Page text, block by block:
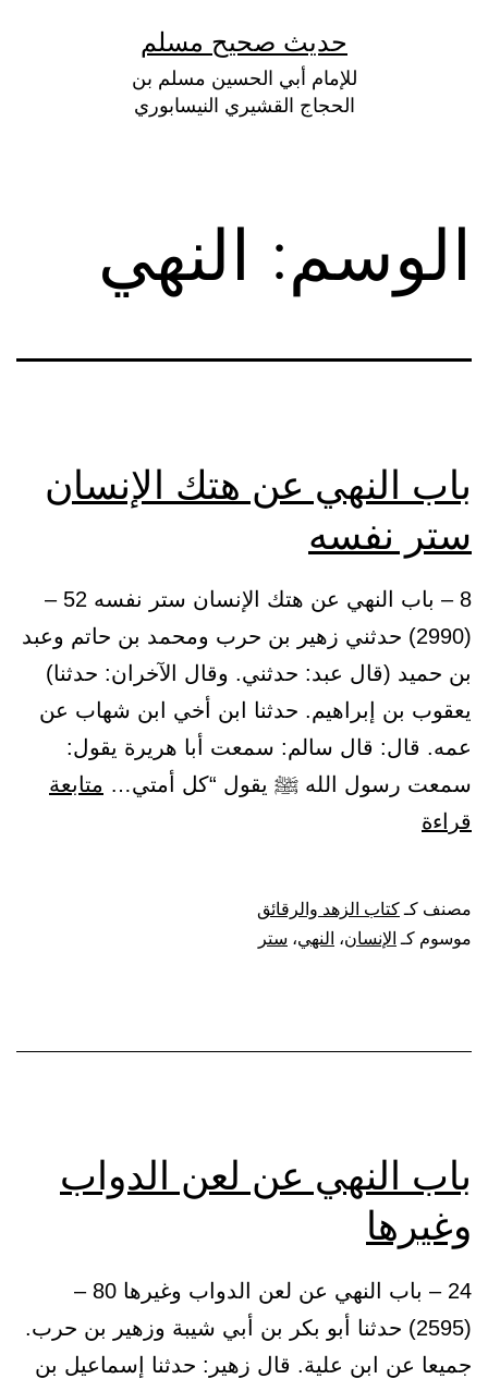
حديث صحيح مسلم
للإمام أبي الحسين مسلم بن
الحجاج القشيري النيسابوري
الوسم: النهي
باب النهي عن هتك الإنسان
ستر نفسه
8 – باب النهي عن هتك الإنسان ستر نفسه 52 –
(2990) حدثني زهير بن حرب ومحمد بن حاتم وعبد
بن حميد (قال عبد: حدثني. وقال الآخران: حدثنا)
يعقوب بن إبراهيم. حدثنا ابن أخي ابن شهاب عن
عمه. قال: قال سالم: سمعت أبا هريرة يقول:
سمعت رسول الله ﷺ يقول “كل أمتي… متابعة
قراءة
هتك
مصنف كـكتاب الزهد والرقائق
موسوم كـ الإنسان، النهي، ستر
باب النهي عن لعن الدواب
وغيرها
24 – باب النهي عن لعن الدواب وغيرها 80 –
(2595) حدثنا أبو بكر بن أبي شيبة وزهير بن حرب.
جميعا عن ابن علية. قال زهير: حدثنا إسماعيل بن